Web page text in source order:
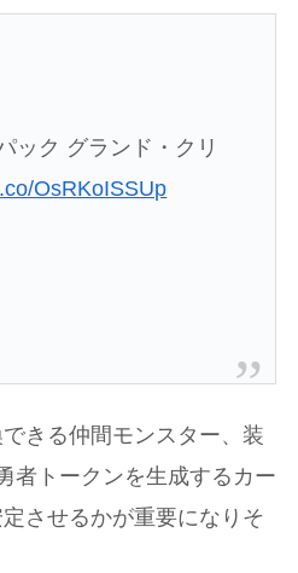
ック グランド・クリ
OsRKoISSUp
きる仲間モンスター、装
者トークンを生成するカー
させるかが重要になりそ